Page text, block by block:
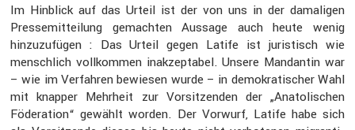
Im Hinblick auf das Urteil ist der von uns in der damaligen
Presse­mit­tei­lung gemachten Aussage auch heute wenig
hinzu­zu­fügen : Das Urteil gegen Latife ist juris­tisch wie
mensch­lich vollkommen inakzep­tabel. Unsere Mandantin war
– wie im Verfahren bewiesen wurde – in demokra­ti­scher Wahl
mit knapper Mehrheit zur Vorsit­zenden der „Anato­li­schen
Födera­tion“ gewählt worden. Der Vorwurf, Latife habe sich